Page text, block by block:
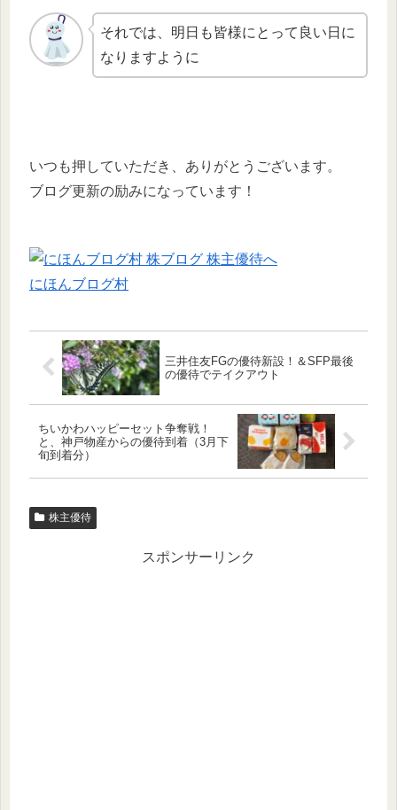
それでは、明日も皆様にとって良い日に
なりますように
いつも押していただき、ありがとうございます。
ブログ更新の励みになっています！
にほんブログ村
三井住友FGの優待新設！＆SFP最後
の優待でテイクアウト
ちいかわハッピーセット争奪戦！
と、神戸物産からの優待到着（3月下
旬到着分）
株主優待
スポンサーリンク